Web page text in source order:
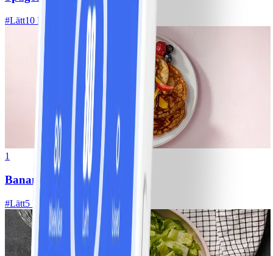
#Lätt10 MIN
1
Bananpannkakor
#Lätt5 MIN